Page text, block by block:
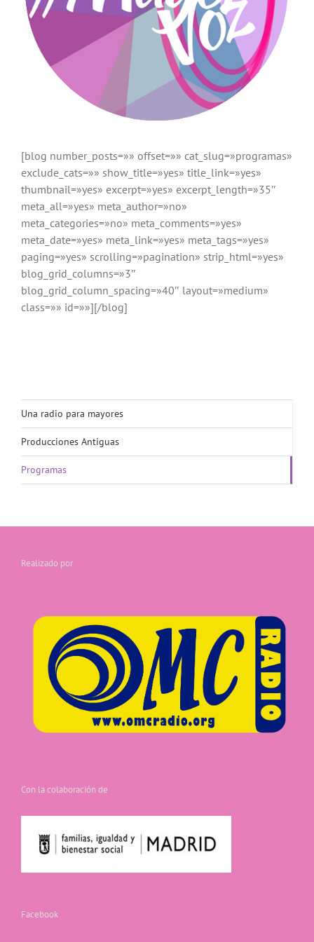
[blog number_posts=»» offset=»» cat_slug=»programas»
exclude_cats=»» show_title=»yes» title_link=»yes»
thumbnail=»yes» excerpt=»yes» excerpt_length=»35″
meta_all=»yes» meta_author=»no»
meta_categories=»no» meta_comments=»yes»
meta_date=»yes» meta_link=»yes» meta_tags=»yes»
paging=»yes» scrolling=»pagination» strip_html=»yes»
blog_grid_columns=»3″
blog_grid_column_spacing=»40″ layout=»medium»
class=»» id=»»][/blog]
Una radio para mayores
Producciones Antiguas
Programas
Realizado por
Con la colaboración de
Facebook